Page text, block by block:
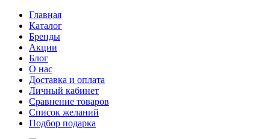
Главная
Каталог
Бренды
Акции
Блог
О нас
Доставка и оплата
Личный кабинет
Сравнение товаров
Список желаний
Подбор подарка